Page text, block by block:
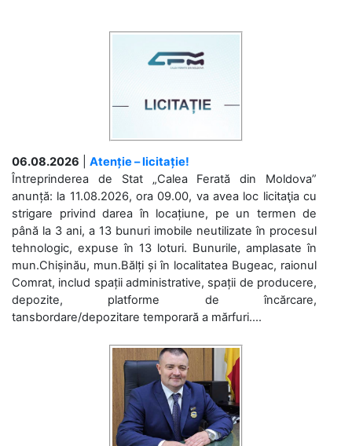
06.08.2026
Atenție – licitație!
Întreprinderea de Stat „Calea Ferată din Moldova”
anunță: la 11.08.2026, ora 09.00, va avea loc licitaţia cu
strigare privind darea în locațiune, pe un termen de
până la 3 ani, a 13 bunuri imobile neutilizate în procesul
tehnologic, expuse în 13 loturi. Bunurile, amplasate în
mun.Chișinău, mun.Bălți și în localitatea Bugeac, raionul
Comrat, includ spații administrative, spații de producere,
depozite, platforme de încărcare,
tansbordare/depozitare temporară a mărfuri....